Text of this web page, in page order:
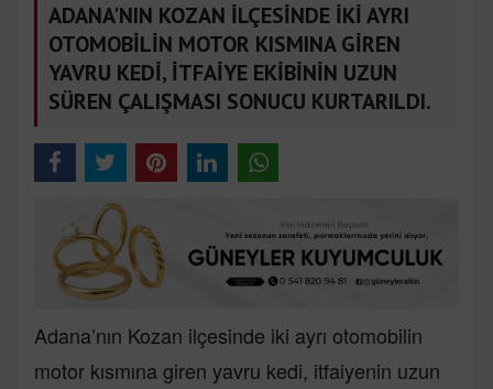
ADANA'NIN KOZAN İLÇESİNDE İKİ AYRI
OTOMOBİLİN MOTOR KISMINA GİREN
YAVRU KEDİ, İTFAİYE EKİBİNİN UZUN
SÜREN ÇALIŞMASI SONUCU KURTARILDI.
Adana’nın Kozan ilçesinde iki ayrı otomobilin
motor kısmına giren yavru kedi, itfaiyenin uzun